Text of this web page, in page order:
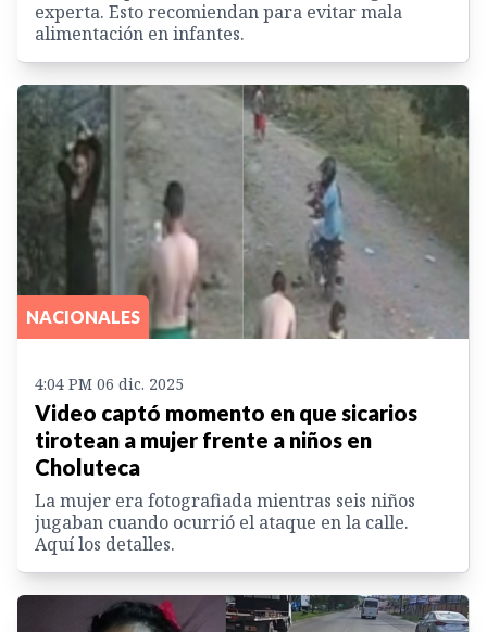
experta. Esto recomiendan para evitar mala
alimentación en infantes.
NACIONALES
4:04 PM 06 dic. 2025
Video captó momento en que sicarios
tirotean a mujer frente a niños en
Choluteca
La mujer era fotografiada mientras seis niños
jugaban cuando ocurrió el ataque en la calle.
Aquí los detalles.